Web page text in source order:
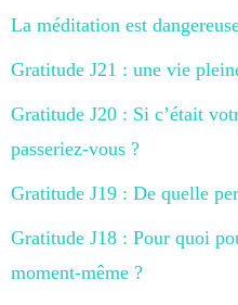
La méditation est
Gratitude J21 : une vie
Gratitude J20 : Si c’était
passeriez-vous ?
Gratitude J19 : De quelle
Gratitude J18 : Pour quoi
moment-même ?